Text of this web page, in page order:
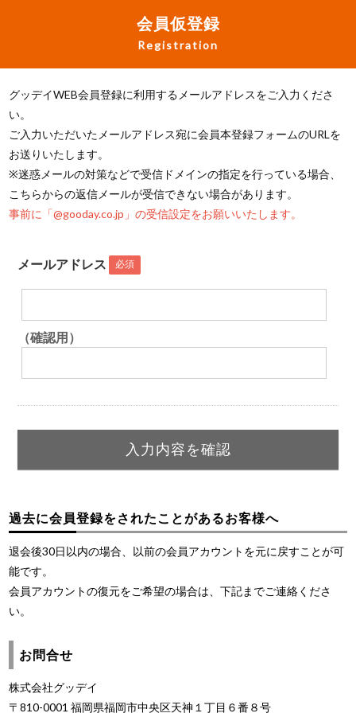
会員仮登録
Registration
グッデイWEB会員登録に利用するメールアドレスをご入力くださ
い。
ご入力いただいたメールアドレス宛に会員本登録フォームのURLを
お送りいたします。
※迷惑メールの対策などで受信ドメインの指定を行っている場合、
こちらからの返信メールが受信できない場合があります。
事前に「@gooday.co.jp」の受信設定をお願いいたします。
メールアドレス 必須
（確認用）
過去に会員登録をされたことがあるお客様へ
退会後30日以内の場合、以前の会員アカウントを元に戻すことが可
能です。
会員アカウントの復元をご希望の場合は、下記までご連絡くださ
い。
お問合せ
株式会社グッデイ
〒810-0001 福岡県福岡市中央区天神１丁目６番８号